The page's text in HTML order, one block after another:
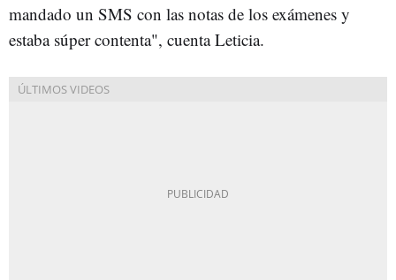
mandado un SMS con las notas de los exámenes y
estaba súper contenta", cuenta Leticia.